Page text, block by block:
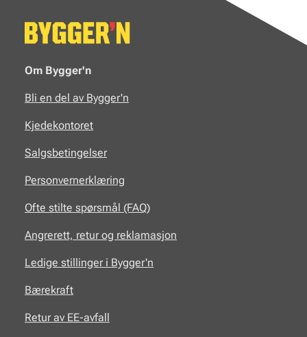
Om Bygger'n
Bli en del av Bygger'n
Kjedekontoret
Salgsbetingelser
Personvernerklæring
Ofte stilte spørsmål (FAQ)
Angrerett, retur og reklamasjon
Ledige stillinger i Bygger'n
Bærekraft
Retur av EE-avfall